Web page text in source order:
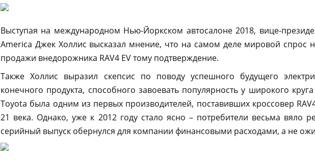
Выступая на международном Нью-Йоркском автосалоне 2018, вице-
America Джек Холлис высказал мнение, что на самом деле мировой спрос
продажи внедорожника RAV4 EV тому подтверждение.
Также Холлис выразил скепсис по поводу успешного будущего
конечного продукта, способного завоевать популярность у широкого
Toyota была одним из первых производителей, поставивших кроссовер
21 века. Однако, уже к 2012 году стало ясно – потребители весьма вяло
серийный выпуск обернулся для компании финансовыми расходами, а не